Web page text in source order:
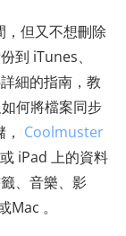
但又不想刪除
到 iTunes、
細的指南，教
何將檔案同步
Coolmuster
iPad 上的資料
、音樂、影
。